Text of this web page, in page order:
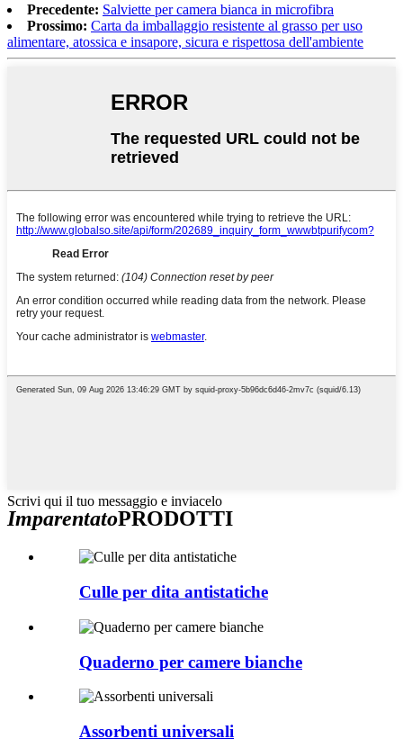
Precedente: Salviette per camera bianca in microfibra
Prossimo: Carta da imballaggio resistente al grasso per uso
alimentare, atossica e insapore, sicura e rispettosa dell'ambiente
Scrivi qui il tuo messaggio e inviacelo
ImparentatoPRODOTTI
Culle per dita antistatiche
Quaderno per camere bianche
Assorbenti universali